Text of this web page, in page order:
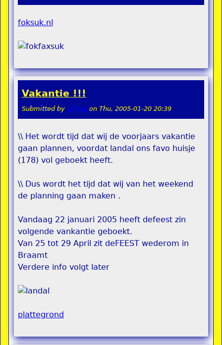
foksuk.nl
Vakantie !!!
Submitted by admin on Thu, 2005-01-20 20:39
\\ Het wordt tijd dat wij de voorjaars vakantie
gaan plannen, voordat landal ons favo huisje
(178) vol geboekt heeft.
\\ Dus wordt het tijd dat wij van het weekend
de planning gaan maken .
Vandaag 22 januari 2005 heeft defeest zin
volgende vankantie geboekt.
Van 25 tot 29 April zit deFEEST wederom in
Braamt
Verdere info volgt later
plattegrond